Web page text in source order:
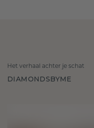
Het verhaal achter je schat
DIAMONDSBYME